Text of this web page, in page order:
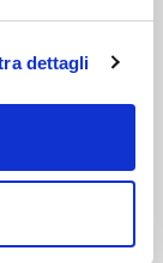
dettagli